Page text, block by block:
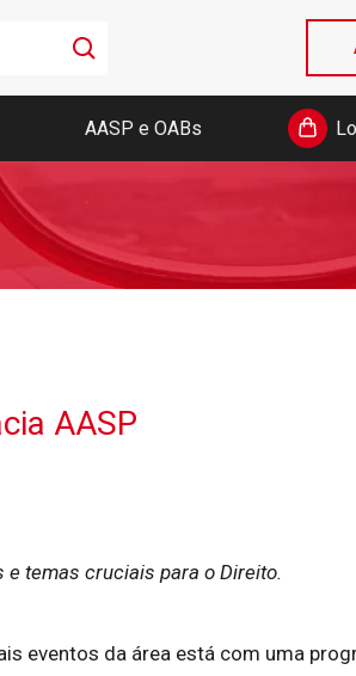
AASP
de Códigos de Bolso
da AASP
AASP e OABs
AASP
temas cruciais para o Direito.
eventos da área está com uma